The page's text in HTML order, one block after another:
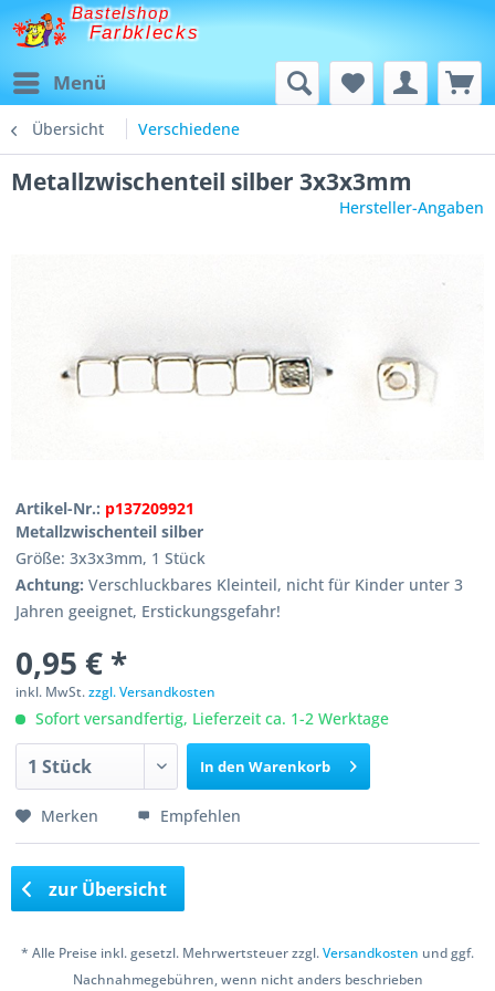
Bastelshop
Farbklecks
Menü
Übersicht Verschiedene
Metallzwischenteil silber 3x3x3mm
Hersteller-Angaben
Artikel-Nr.: p137209921
Metallzwischenteil silber
Größe: 3x3x3mm, 1 Stück
Achtung: Verschluckbares Kleinteil, nicht für Kinder unter 3
Jahren geeignet, Erstickungsgefahr!
0,95 € *
inkl. MwSt.zzgl. Versandkosten
Sofort versandfertig, Lieferzeit ca. 1-2 Werktage
In den Warenkorb
Merken Empfehlen
zur Übersicht
* Alle Preise inkl. gesetzl. Mehrwertsteuer zzgl.Versandkosten und ggf.
Nachnahmegebühren, wenn nicht anders beschrieben